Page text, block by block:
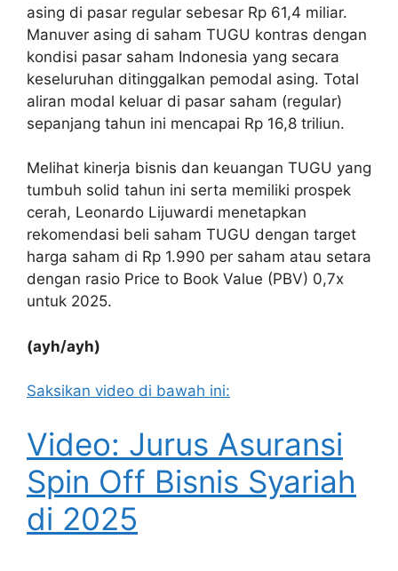
asing di pasar regular sebesar Rp 61,4 miliar.
Manuver asing di saham TUGU kontras dengan
kondisi pasar saham Indonesia yang secara
keseluruhan ditinggalkan pemodal asing. Total
aliran modal keluar di pasar saham (regular)
sepanjang tahun ini mencapai Rp 16,8 triliun.
Melihat kinerja bisnis dan keuangan TUGU yang
tumbuh solid tahun ini serta memiliki prospek
cerah, Leonardo Lijuwardi menetapkan
rekomendasi beli saham TUGU dengan target
harga saham di Rp 1.990 per saham atau setara
dengan rasio Price to Book Value (PBV) 0,7x
untuk 2025.
(ayh/ayh)
Saksikan video di bawah ini:
Video: Jurus Asuransi
Spin Off Bisnis Syariah
di 2025